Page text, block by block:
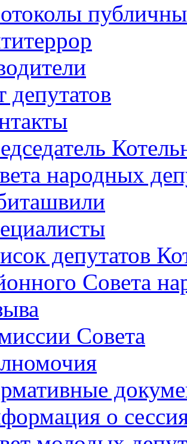
депутатов
народных
депутатов
Совета
Совета
о